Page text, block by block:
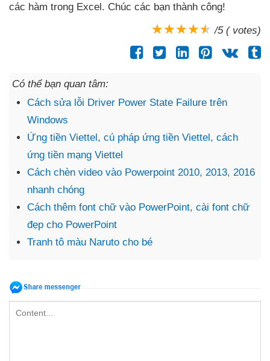
các hàm trong Excel. Chúc các bạn thành công!
/5 ( votes)
Có thể bạn quan tâm:
Cách sửa lỗi Driver Power State Failure trên
Windows
Ứng tiền Viettel, cú pháp ứng tiền Viettel, cách
ứng tiền mạng Viettel
Cách chèn video vào Powerpoint 2010, 2013, 2016
nhanh chóng
Cách thêm font chữ vào PowerPoint, cài font chữ
đẹp cho PowerPoint
Tranh tô màu Naruto cho bé